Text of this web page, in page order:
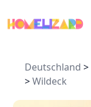
Deutschland >
>Wildeck